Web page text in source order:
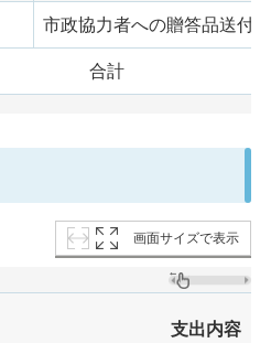
市政協力者への贈答品送付
合計
画面サイズで表示
支出内容